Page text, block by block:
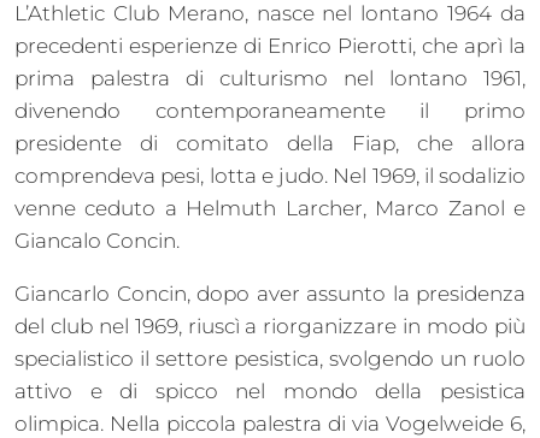
L’Athletic Club Merano, nasce nel lontano 1964 da
precedenti esperienze di Enrico Pierotti, che aprì la
prima palestra di culturismo nel lontano 1961,
divenendo contemporaneamente il primo
presidente di comitato della Fiap, che allora
comprendeva pesi, lotta e judo. Nel 1969, il sodalizio
venne ceduto a Helmuth Larcher, Marco Zanol e
Giancalo Concin.
Giancarlo Concin, dopo aver assunto la presidenza
del club nel 1969, riuscì a riorganizzare in modo più
specialistico il settore pesistica, svolgendo un ruolo
attivo e di spicco nel mondo della pesistica
olimpica. Nella piccola palestra di via Vogelweide 6,